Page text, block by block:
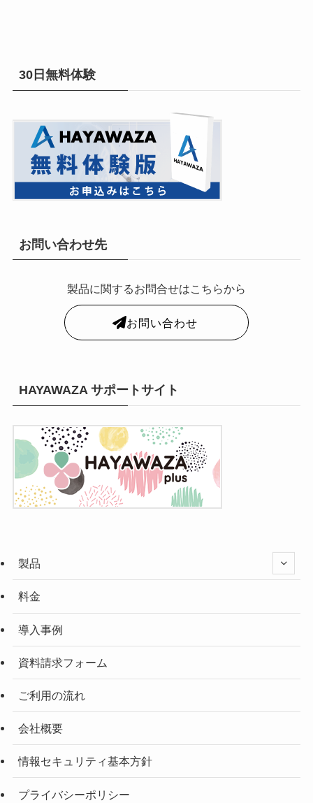
30日無料体験
お問い合わせ先
製品に関するお問合せはこちらから
お問い合わせ
HAYAWAZA サポートサイト
製品
料金
導入事例
資料請求フォーム
ご利用の流れ
会社概要
情報セキュリティ基本方針
プライバシーポリシー